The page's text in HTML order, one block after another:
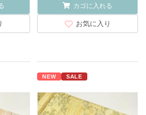
カゴに入れる
お気に入り
NEW SALE